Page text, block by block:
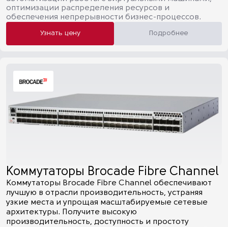
оптимизации распределения ресурсов и
обеспечения непрерывности бизнес-процессов.
Узнать цену Подробнее
Коммутаторы Brocade Fibre Channel
Коммутаторы Brocade Fibre Channel обеспечивают
лучшую в отрасли производительность, устраняя
узкие места и упрощая масштабируемые сетевые
архитектуры. Получите высокую
производительность, доступность и простоту